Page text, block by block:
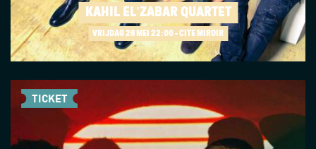
KAHIL EL'ZABAR QUARTET
VRIJDAG 26 MEI 22:00 - CITÉ MIROIR
TICKET